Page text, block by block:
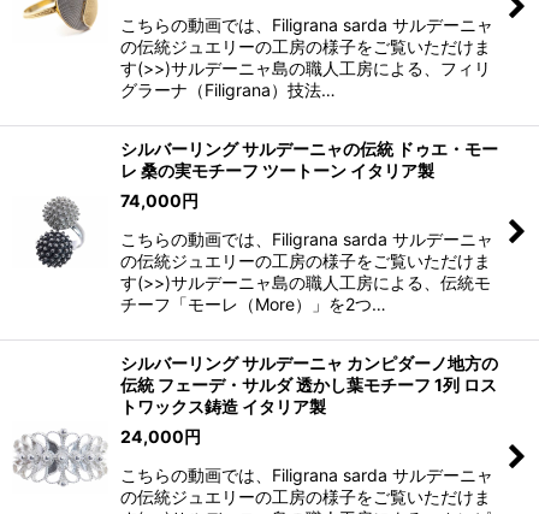
こちらの動画では、Filigrana sarda サルデーニャ
の伝統ジュエリーの工房の様子をご覧いただけま
す(>>)サルデーニャ島の職人工房による、フィリ
グラーナ（Filigrana）技法…
シルバーリング サルデーニャの伝統 ドゥエ・モー
レ 桑の実モチーフ ツートーン イタリア製
74,000円
こちらの動画では、Filigrana sarda サルデーニャ
の伝統ジュエリーの工房の様子をご覧いただけま
す(>>)サルデーニャ島の職人工房による、伝統モ
チーフ「モーレ（More）」を2つ…
シルバーリング サルデーニャ カンピダーノ地方の
伝統 フェーデ・サルダ 透かし葉モチーフ 1列 ロス
トワックス鋳造 イタリア製
24,000円
こちらの動画では、Filigrana sarda サルデーニャ
の伝統ジュエリーの工房の様子をご覧いただけま